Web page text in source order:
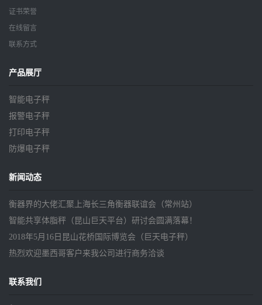
证书荣誉
在线留言
联系方式
产品展厅
智能电子秤
报警电子秤
打印电子秤
防爆电子秤
新闻动态
衡器界的大佬汇聚上海长三角衡器联谊会（常州站）
智能共享体脂秤（昆山巨天平台）研讨会圆满落幕！
2018年5月16日昆山花桥国际博览会（巨天电子秤）
热烈欢迎墨西哥客户来我公司进行商务洽谈
联系我们